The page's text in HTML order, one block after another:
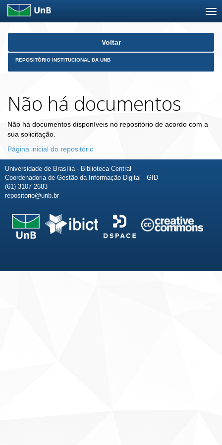
Skip
Voltar
REPOSITÓRIO INSTITUCIONAL DA UNB
Não há documentos
Não há documentos disponíveis no repositório de acordo com a
sua solicitação.
Página inicial do repositório
Universidade de Brasília - Biblioteca Central
Coordenadoria de Gestão da Informação Digital - GID
(61) 3107-2683
repositorio@unb.br